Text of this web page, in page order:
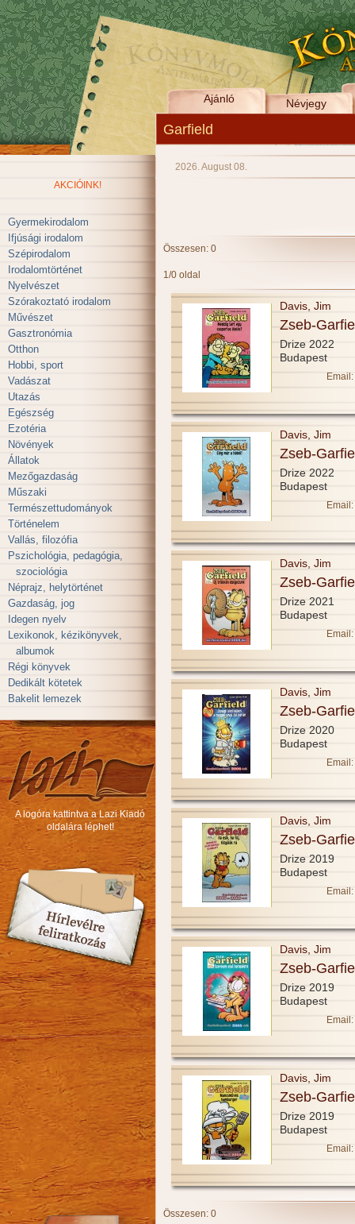
Ajánló Névjegy
Garfield
AKCIÓINK!
Gyermekirodalom
Ifjúsági irodalom
Szépirodalom
Irodalomtörténet
Nyelvészet
Szórakoztató irodalom
Művészet
Gasztronómia
Otthon
Hobbi, sport
Vadászat
Utazás
Egészség
Ezotéria
Növények
Állatok
Mezőgazdaság
Műszaki
Természettudományok
Történelem
Vallás, filozófia
Pszichológia, pedagógia,
szociológia
Néprajz, helytörténet
Gazdaság, jog
Idegen nyelv
Lexikonok, kézikönyvek,
albumok
Régi könyvek
Dedikált kötetek
Bakelit lemezek
A logóra kattintva a Lazi Kiadó
oldalára léphet!
2026. August 08.
Összesen: 0
1/0 oldal
Davis, Jim
Zseb-
Drize 2022
Budapest
Email:
Davis, Jim
Zseb-
Drize 2022
Budapest
Email:
Davis, Jim
Zseb-
Drize 2021
Budapest
Email:
Davis, Jim
Zseb-
Drize 2020
Budapest
Email:
Davis, Jim
Zseb-
Drize 2019
Budapest
Email:
Davis, Jim
Zseb-
Drize 2019
Budapest
Email:
Davis, Jim
Zseb-
Drize 2019
Budapest
Email:
Összesen: 0